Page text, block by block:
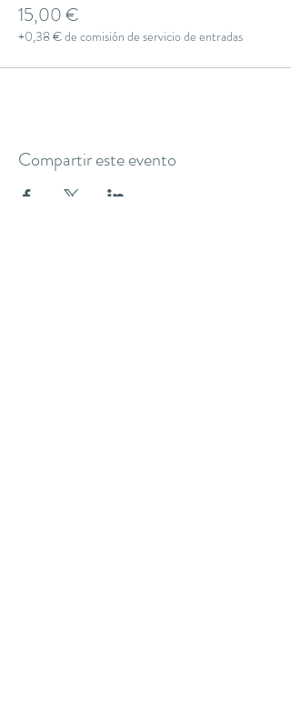
15,00 €
+0,38 € de comisión de servicio de entradas
Compartir este evento